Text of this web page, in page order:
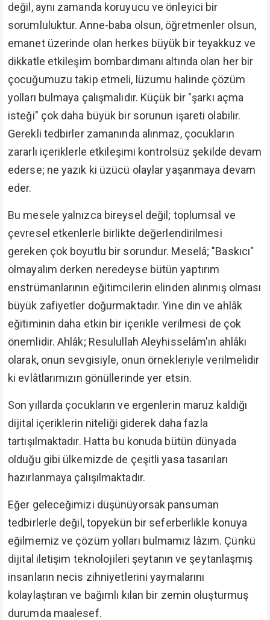
değil, aynı zamanda koruyucu ve önleyici bir
sorumluluktur. Anne-baba olsun, öğretmenler olsun,
emanet üzerinde olan herkes büyük bir teyakkuz ve
dikkatle etkileşim bombardımanı altında olan her bir
çocuğumuzu takip etmeli, lüzumu halinde çözüm
yolları bulmaya çalışmalıdır. Küçük bir "şarkı açma
isteği" çok daha büyük bir sorunun işareti olabilir.
Gerekli tedbirler zamanında alınmaz, çocukların
zararlı içeriklerle etkileşimi kontrolsüz şekilde devam
ederse; ne yazık ki üzücü olaylar yaşanmaya devam
eder.
Bu mesele yalnızca bireysel değil; toplumsal ve
çevresel etkenlerle birlikte değerlendirilmesi
gereken çok boyutlu bir sorundur. Meselâ; "Baskıcı"
olmayalım derken neredeyse bütün yaptırım
enstrümanlarının eğitimcilerin elinden alınmış olması
büyük zafiyetler doğurmaktadır. Yine din ve ahlâk
eğitiminin daha etkin bir içerikle verilmesi de çok
önemlidir. Ahlâk; Resulullah Aleyhisselâm'ın ahlâkı
olarak, onun sevgisiyle, onun örnekleriyle verilmelidir
ki evlâtlarımızın gönüllerinde yer etsin.
Son yıllarda çocukların ve ergenlerin maruz kaldığı
dijital içeriklerin niteliği giderek daha fazla
tartışılmaktadır. Hatta bu konuda bütün dünyada
olduğu gibi ülkemizde de çeşitli yasa tasarıları
hazırlanmaya çalışılmaktadır.
Eğer geleceğimizi düşünüyorsak pansuman
tedbirlerle değil, topyekün bir seferberlikle konuya
eğilmemiz ve çözüm yolları bulmamız lâzım. Çünkü
dijital iletişim teknolojileri şeytanın ve şeytanlaşmış
insanların necis zihniyetlerini yaymalarını
kolaylaştıran ve bağımlı kılan bir zemin oluşturmuş
durumda maalesef.